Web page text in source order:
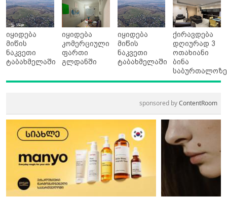
იყიდება
მიწის
ნაკვეთი
ტაბახმელაში
იყიდება
კომერციული
ფართი
გლდანში
იყიდება
მიწის
ნაკვეთი
ტაბახმელაში
ქირავდება
დღიურად 3
ოთახიანი
ბინა
საბურთალოზე
sponsored byContentRoom